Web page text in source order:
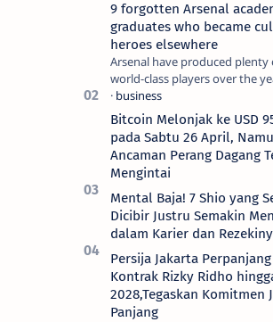
9 forgotten Arsenal
graduates who became
heroes elsewhere
Arsenal have produced plenty
world-class players over the
although not all of them make
grade at the Emirates. For every Tony
Ada…
Bitcoin Melonjak ke USD
pada Sabtu 26 April,
Ancaman Perang Dagang
Mengintai
Mental Baja! 7 Shio yang
Dicibir Justru Semakin
dalam Karier dan
Persija Jakarta Perpanjang
Kontrak Rizky Ridho
2028,Tegaskan Komitmen
Panjang